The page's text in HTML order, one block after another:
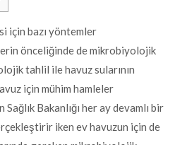
için bazı yöntemler
önceliğinde de mikrobiyolojik
tahlil ile havuz sularının
için mühim hamleler
Bakanlığı her ay devamlı bir
iken ev havuzun için de